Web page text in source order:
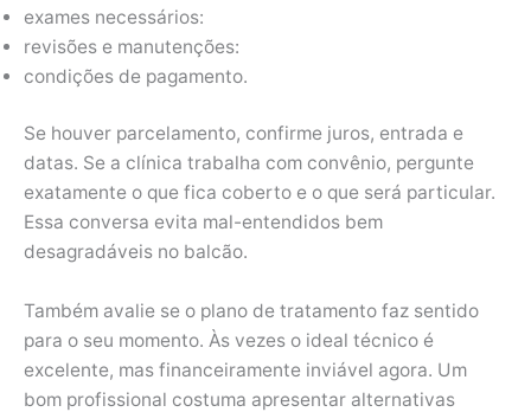
exames necessários:
revisões e manutenções:
condições de pagamento.
Se houver parcelamento, confirme juros, entrada e
datas. Se a clínica trabalha com convênio, pergunte
exatamente o que fica coberto e o que será particular.
Essa conversa evita mal-entendidos bem
desagradáveis no balcão.
Também avalie se o plano de tratamento faz sentido
para o seu momento. Às vezes o ideal técnico é
excelente, mas financeiramente inviável agora. Um
bom profissional costuma apresentar alternativas